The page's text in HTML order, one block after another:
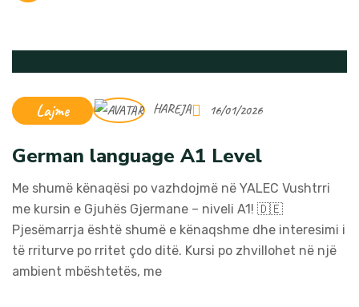
Lajme HAREJA 16/01/2026
German language A1 Level
Me shumë kënaqësi po vazhdojmë në YALEC Vushtrri
me kursin e Gjuhës Gjermane – niveli A1! 🇩🇪
Pjesëmarrja është shumë e kënaqshme dhe interesimi i
të rriturve po rritet çdo ditë. Kursi po zhvillohet në një
ambient mbështetës, me